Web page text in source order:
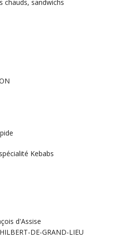
chauds, sandwichs
Kebabs
d'Assise
DE-GRAND-LIEU